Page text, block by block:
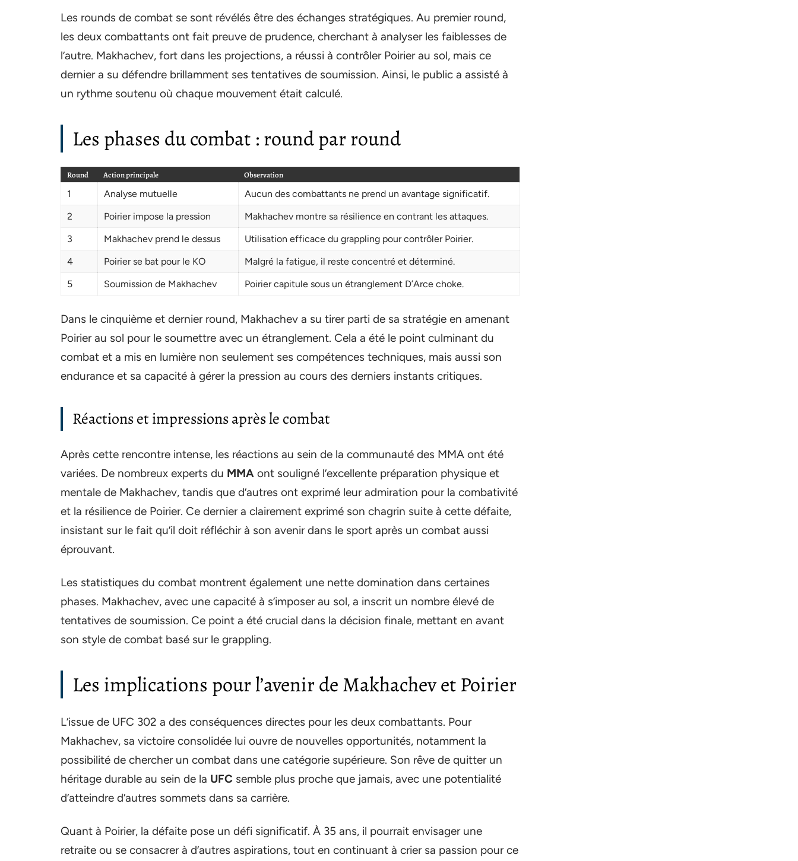
Les rounds de combat se sont révélés être des échanges stratégiques. Au premier round,
les deux combattants ont fait preuve de prudence, cherchant à analyser les faiblesses de
l’autre. Makhachev, fort dans les projections, a réussi à contrôler Poirier au sol, mais ce
dernier a su défendre brillamment ses tentatives de soumission. Ainsi, le public a assisté à
un rythme soutenu où chaque mouvement était calculé.
Les phases du combat : round par round
Round Action principale Observation
1 Analyse mutuelle
Aucun des combattants ne prend un avantage significatif.
2
Poirier impose la pression
Makhachev montre sa résilience en contrant les attaques.
3
Makhachev prend le dessus
Utilisation efficace du grappling pour contrôler Poirier.
4
Poirier se bat pour le KO
Malgré la fatigue, il reste concentré et déterminé.
5
Soumission de Makhachev Poirier capitule sous un étranglement D’Arce choke.
Dans le cinquième et dernier round, Makhachev a su tirer parti de sa stratégie en amenant
Poirier au sol pour le soumettre avec un étranglement. Cela a été le point culminant du
combat et a mis en lumière non seulement ses compétences techniques, mais aussi son
endurance et sa capacité à gérer la pression au cours des derniers instants critiques.
Réactions et impressions après le combat
Après cette rencontre intense, les réactions au sein de la communauté des MMA ont été
variées. De nombreux experts du MMA ont souligné l’excellente préparation physique et
mentale de Makhachev, tandis que d’autres ont exprimé leur admiration pour la combativité
et la résilience de Poirier. Ce dernier a clairement exprimé son chagrin suite à cette défaite,
insistant sur le fait qu’il doit réfléchir à son avenir dans le sport après un combat aussi
éprouvant.
Les statistiques du combat montrent également une nette domination dans certaines
phases. Makhachev, avec une capacité à s’imposer au sol, a inscrit un nombre élevé de
tentatives de soumission. Ce point a été crucial dans la décision finale, mettant en avant
son style de combat basé sur le grappling.
Les implications pour l’avenir de Makhachev et Poirier
L’issue de UFC 302 a des conséquences directes pour les deux combattants. Pour
Makhachev, sa victoire consolidée lui ouvre de nouvelles opportunités, notamment la
possibilité de chercher un combat dans une catégorie supérieure. Son rêve de quitter un
héritage durable au sein de la UFC semble plus proche que jamais, avec une potentialité
d’atteindre d’autres sommets dans sa carrière.
Quant à Poirier, la défaite pose un défi significatif. À 35 ans, il pourrait envisager une
retraite ou se consacrer à d’autres aspirations, tout en continuant à crier sa passion pour ce